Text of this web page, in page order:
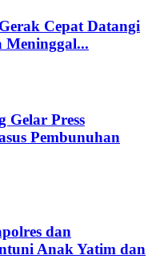
Cepat Datangi
Meninggal...
Gelar Press
Pembunuhan
dan
Anak Yatim dan